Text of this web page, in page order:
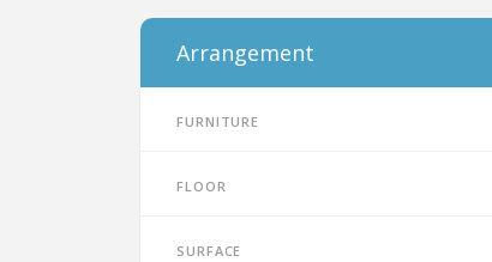
Arrangement
Furniture
Floor
Surface